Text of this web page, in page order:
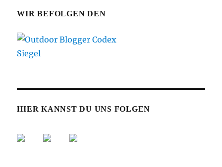
WIR BEFOLGEN DEN
HIER KANNST DU UNS FOLGEN